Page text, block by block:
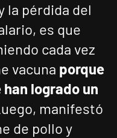
la pérdida del
es que
cada vez
vacuna porque
logrado un
manifestó
de pollo y